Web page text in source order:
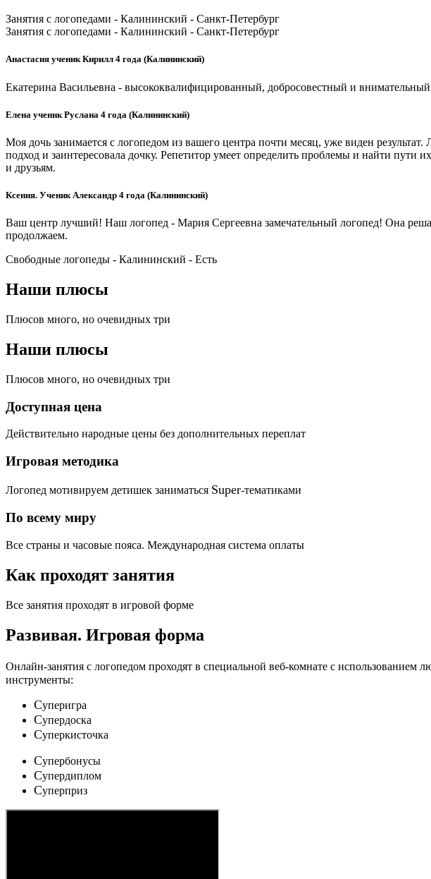
Занятия с логопедами - Калининский - Санкт-Петербург
Занятия с логопедами - Калининский - Санкт-Петербург
Анастасия ученик Кирилл 4 года (Калининский)
Екатерина Васильевна - высококвалифицированный, добросовестный и
Елена ученик Руслана 4 года (Калининский)
Моя дочь занимается с логопедом из вашего центра почти месяц, уже виден
подход и заинтересовала дочку. Репетитор умеет определить проблемы и найти
и друзьям.
Ксения. Ученик Александр 4 года (Калининский)
Ваш центр лучший! Наш логопед - Мария Сергеевна замечательный логопед! Она
продолжаем.
Свободные логопеды - Калининский - Есть
Наши плюсы
Плюсов много, но очевидных три
Наши плюсы
Плюсов много, но очевидных три
Доступная цена
Действительно народные цены без дополнительных переплат
Игровая методика
Логопед мотивируем детишек заниматься Super-тематиками
По всему миру
Все страны и часовые пояса. Международная система оплаты
Как проходят занятия
Все занятия проходят в игровой форме
Развивая. Игровая форма
Онлайн-занятия с логопедом проходят в специальной веб-комнате с использованием
инструменты:
Cуперигра
Cупердоска
Cуперкисточка
Cупербонусы
Cупердиплом
Cуперприз